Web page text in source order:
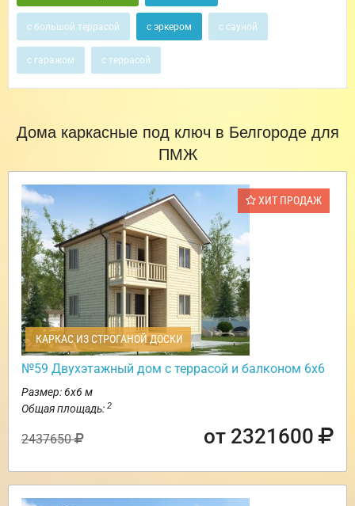
с большой террасой с эркером с сауной
с гаражом с террасой
Дома каркасные под ключ в Белгороде для
ПМЖ
ХИТ ПРОДАЖ
КАРКАС ИЗ СТРОГАНОЙ ДОСКИ
№59 Двухэтажный дом с террасой и балконом 6х6
Размер: 6х6 м
Общая площадь: 2
2437650 от 2321600